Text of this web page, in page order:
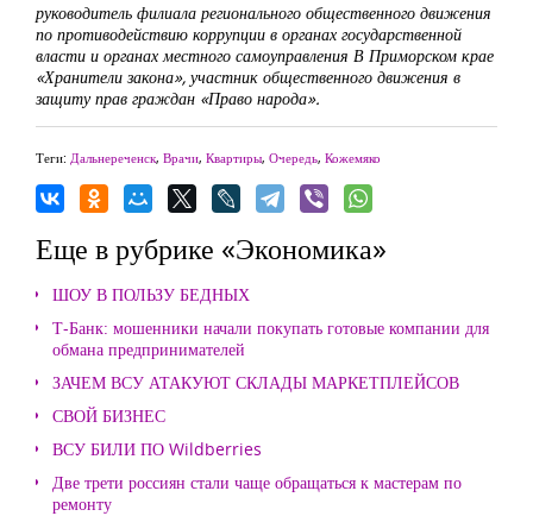
руководитель филиала регионального общественного движения
по противодействию коррупции в органах государственной
власти и органах местного самоуправления В Приморском крае
«Хранители закона», участник общественного движения в
защиту прав граждан «Право народа».
Теги: Дальнереченск, Врачи, Квартиры, Очередь, Кожемяко
Еще в рубрике «Экономика»
ШОУ В ПОЛЬЗУ БЕДНЫХ
Т-Банк: мошенники начали покупать готовые компании для
обмана предпринимателей
ЗАЧЕМ ВСУ АТАКУЮТ СКЛАДЫ МАРКЕТПЛЕЙСОВ
СВОЙ БИЗНЕС
ВСУ БИЛИ ПО Wildberries
Две трети россиян стали чаще обращаться к мастерам по
ремонту